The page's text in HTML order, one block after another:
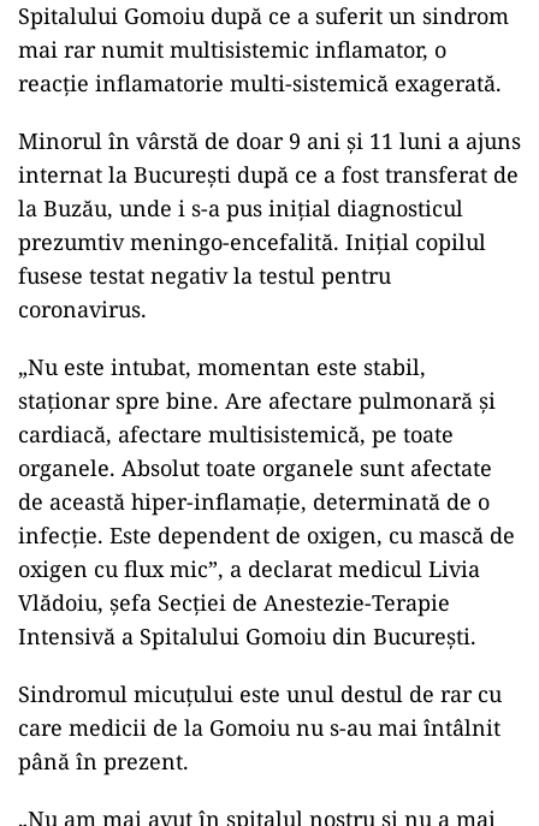
Spitalului Gomoiu după ce a suferit un sindrom
mai rar numit multisistemic inflamator, o
reacție inflamatorie multi-sistemică exagerată.
Minorul în vârstă de doar 9 ani și 11 luni a ajuns
internat la București după ce a fost transferat de
la Buzău, unde i s-a pus inițial diagnosticul
prezumtiv meningo-encefalită. Inițial copilul
fusese testat negativ la testul pentru
coronavirus.
„Nu este intubat, momentan este stabil,
staționar spre bine. Are afectare pulmonară și
cardiacă, afectare multisistemică, pe toate
organele. Absolut toate organele sunt afectate
de această hiper-inflamație, determinată de o
infecție. Este dependent de oxigen, cu mască de
oxigen cu flux mic”, a declarat medicul Livia
Vlădoiu, șefa Secției de Anestezie-Terapie
Intensivă a Spitalului Gomoiu din București.
Sindromul micuțului este unul destul de rar cu
care medicii de la Gomoiu nu s-au mai întâlnit
până în prezent.
„Nu am mai avut în spitalul nostru și nu a mai